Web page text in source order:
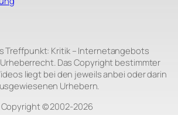
Treffpunkt: Kritik – Internetangebots
Das Copyright bestimmter
liegt bei den jeweils anbei oder darin
Urhebern.
Copyright © 2002‑2026